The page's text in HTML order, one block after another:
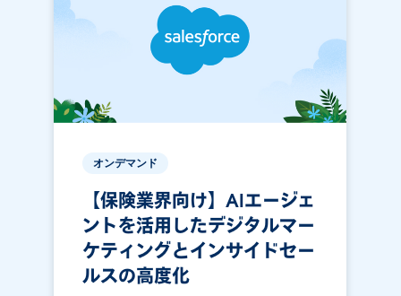
オンデマンド
【保険業界向け】AIエージェ
ントを活用したデジタルマー
ケティングとインサイドセー
ルスの高度化